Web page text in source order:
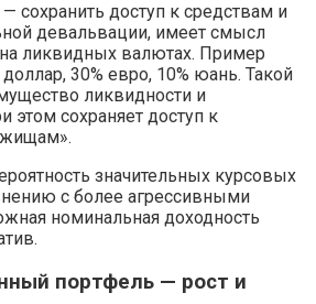
— сохранить доступ к средствам и
девальвации, имеет смысл
ликвидных валютах. Пример
30% евро, 10% юань. Такой
ликвидности и
этом сохраняет доступ к
значительных курсовых
с более агрессивными
номинальная доходность
портфель — рост и